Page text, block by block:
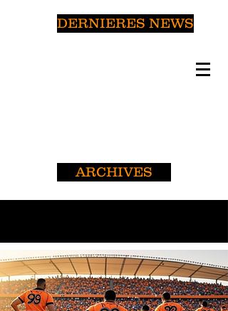
DERNIERES NEWS
ARCHIVES